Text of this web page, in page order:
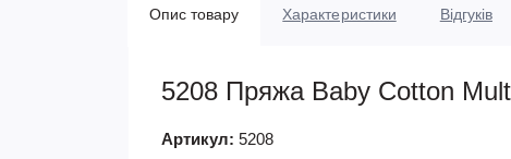
Опис товару Характеристики Відгуків
5208 Пряжа Baby Cotton
Артикул: 5208